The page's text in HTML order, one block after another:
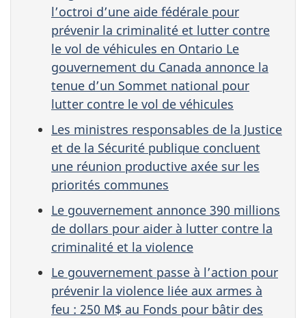
l’octroi d’une aide fédérale pour
prévenir la criminalité et lutter contre
le vol de véhicules en Ontario Le
gouvernement du Canada annonce la
tenue d’un Sommet national pour
lutter contre le vol de véhicules
Les ministres responsables de la Justice
et de la Sécurité publique concluent
une réunion productive axée sur les
priorités communes
Le gouvernement annonce 390 millions
de dollars pour aider à lutter contre la
criminalité et la violence
Le gouvernement passe à l’action pour
prévenir la violence liée aux armes à
feu : 250 M$ au Fonds pour bâtir des